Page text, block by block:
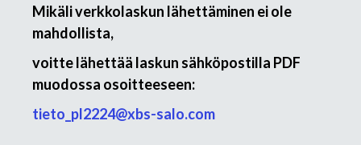
Mikäli verkkolaskun lähettäminen ei ole
mahdollista,
voitte lähettää laskun sähköpostilla PDF
muodossa osoitteeseen:
tieto_pl2224@xbs-salo.com